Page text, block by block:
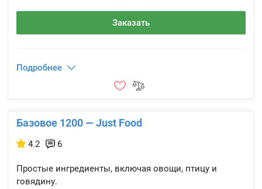
Заказать
Подробнее
Базовое 1200 — Just Food
4.2 6
Простые ингредиенты, включая овощи, птицу и
говядину.